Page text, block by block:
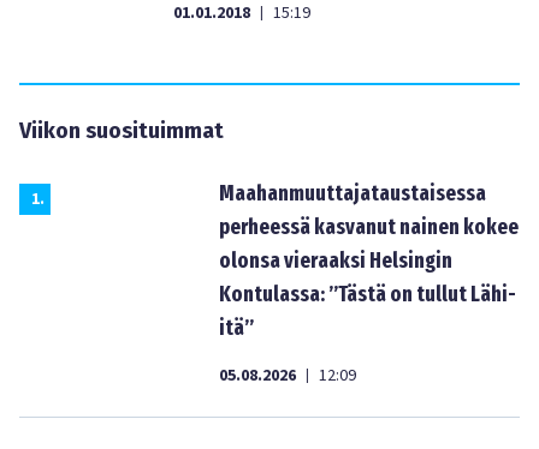
01.01.2018 | 15:19
Viikon suosituimmat
1.
Maahanmuuttajataustaisessa
perheessä kasvanut nainen kokee
olonsa vieraaksi Helsingin
Kontulassa: ”Tästä on tullut Lähi-
itä”
05.08.2026 | 12:09